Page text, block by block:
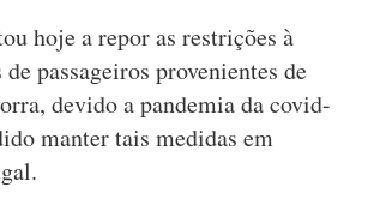
hoje a repor as restrições à
passageiros provenientes de
devido a pandemia da covid-
manter tais medidas em